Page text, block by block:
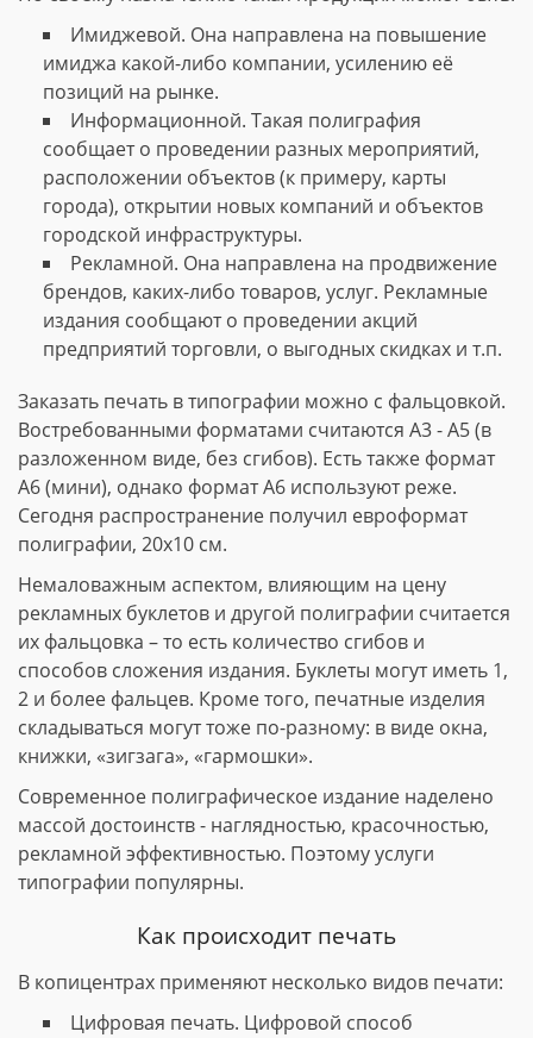
Имиджевой. Она направлена на повышение
имиджа какой-либо компании, усилению её
позиций на рынке.
Информационной. Такая полиграфия
сообщает о проведении разных мероприятий,
расположении объектов (к примеру, карты
города), открытии новых компаний и объектов
городской инфраструктуры.
Рекламной. Она направлена на продвижение
брендов, каких-либо товаров, услуг. Рекламные
издания сообщают о проведении акций
предприятий торговли, о выгодных скидках и т.п.
Заказать печать в типографии можно с фальцовкой.
Востребованными форматами считаются А3 - А5 (в
разложенном виде, без сгибов). Есть также формат
А6 (мини), однако формат А6 используют реже.
Сегодня распространение получил евроформат
полиграфии, 20х10 см.
Немаловажным аспектом, влияющим на цену
рекламных буклетов и другой полиграфии считается
их фальцовка – то есть количество сгибов и
способов сложения издания. Буклеты могут иметь 1,
2 и более фальцев. Кроме того, печатные изделия
складываться могут тоже по-разному: в виде окна,
книжки, «зигзага», «гармошки».
Современное полиграфическое издание наделено
массой достоинств - наглядностью, красочностью,
рекламной эффективностью. Поэтому услуги
типографии популярны.
Как происходит печать
В копицентрах применяют несколько видов печати:
Цифровая печать. Цифровой способ